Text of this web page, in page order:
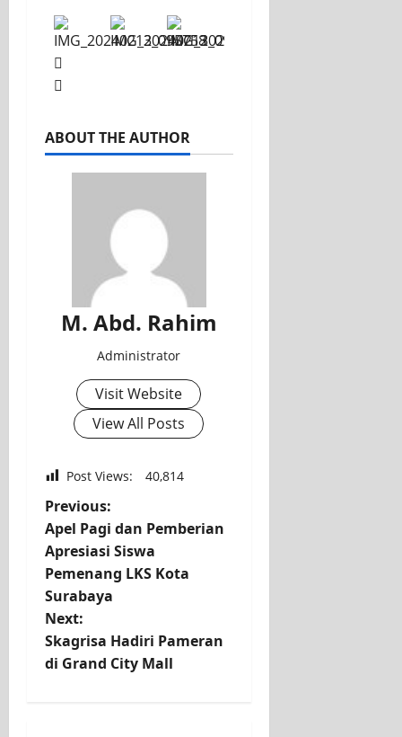
ABOUT THE AUTHOR
M. Abd. Rahim
Administrator
Visit Website
View All Posts
Post Views: 40,814
Previous:
Apel Pagi dan Pemberian
Apresiasi Siswa
Pemenang LKS Kota
Surabaya
Next:
Skagrisa Hadiri Pameran
di Grand City Mall